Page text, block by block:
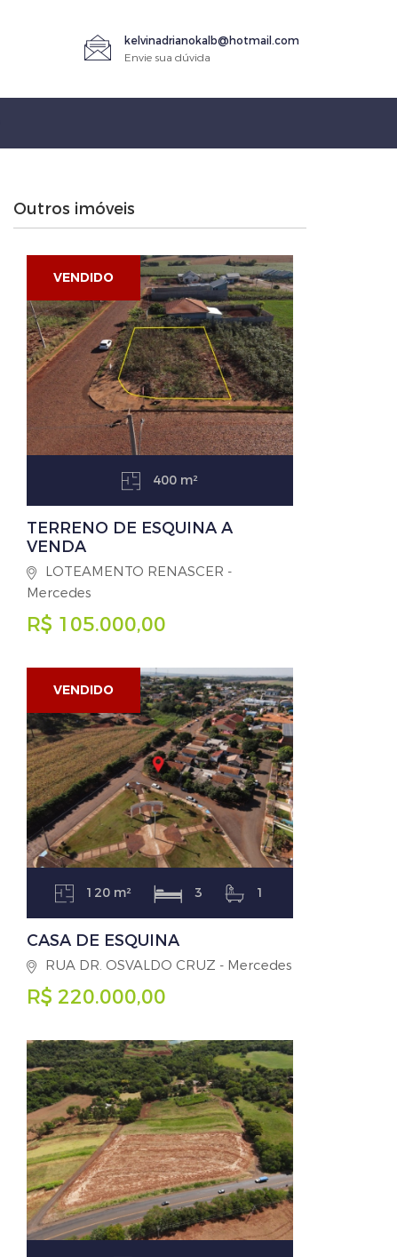
kelvinadrianokalb@hotmail.com
Envie sua dúvida
Outros imóveis
VENDIDO
400 m²
TERRENO DE ESQUINA A
VENDA
LOTEAMENTO RENASCER -
Mercedes
R$ 105.000,00
VENDIDO
120 m² 3 1
CASA DE ESQUINA
RUA DR. OSVALDO CRUZ - Mercedes
R$ 220.000,00